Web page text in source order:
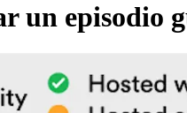
un episodio